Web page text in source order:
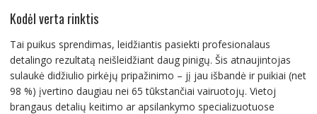
Kodėl verta rinktis
Tai puikus sprendimas, leidžiantis pasiekti profesionalaus
detalingo rezultatą neišleidžiant daug pinigų. Šis atnaujintojas
sulaukė didžiulio pirkėjų pripažinimo – jį jau išbandė ir puikiai (net
98 %) įvertino daugiau nei 65 tūkstančiai vairuotojų. Vietoj
brangaus detalių keitimo ar apsilankymo specializuotuose